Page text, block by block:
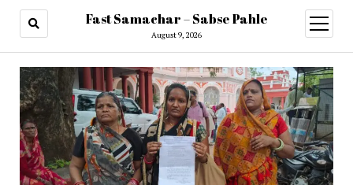
Fast Samachar – Sabse Pahle
August 9, 2026
open
menu